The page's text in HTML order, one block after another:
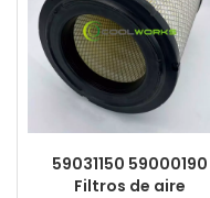
59031150 59000190
Filtros de aire